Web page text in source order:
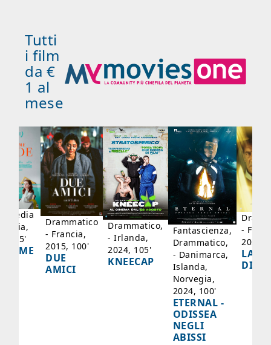
Tutti
i film
da €
1 al
mese
95'
Drammatico
- Francia,
2015, 100'
DUE
AMICI
Drammatico,
- Irlanda,
2024, 105'
KNEECAP
Fantascienza,
Drammatico,
- Danimarca,
Islanda,
Norvegia,
2024, 100'
ETERNAL -
ODISSEA
NEGLI
ABISSI
-
2024,
LA
DI